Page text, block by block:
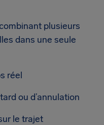
plusieurs
dans une seule
réel
ou d’annulation
le trajet